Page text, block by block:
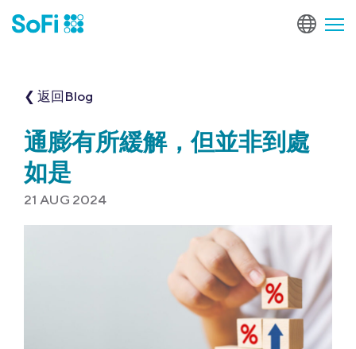
❮ 返回Blog
通膨有所緩解，但並非到處
如是
21 AUG 2024